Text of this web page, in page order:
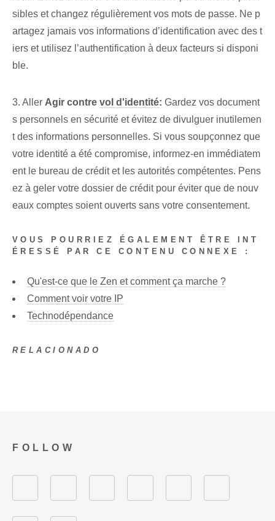
sibles et changez régulièrement vos mots de passe. Ne p
artagez jamais vos informations d’identification avec des t
iers et utilisez l’authentification à deux facteurs si disponi
ble.
3. Aller Agir contre vol d'identité: Gardez vos document
s personnels en sécurité et évitez de divulguer inutilemen
t des informations personnelles. Si vous soupçonnez que
votre identité a été compromise, informez-en immédiatem
ent le bureau de crédit et les autorités compétentes. Pens
ez à geler votre dossier de crédit pour éviter que de nouv
eaux comptes soient ouverts sans votre consentement.
VOUS POURRIEZ ÉGALEMENT ÊTRE INT
ÉRESSÉ PAR CE CONTENU CONNEXE :
Qu'est-ce que le Zen et comment ça marche ?
Comment voir votre IP
Technodépendance
RELACIONADO
FOLLOW